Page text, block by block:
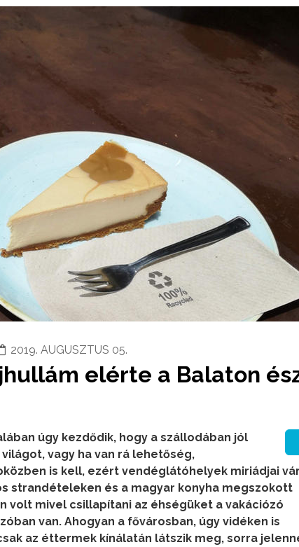
2019. AUGUSZTUS 05.
elérte a Balaton
úgy kezdődik, hogy a szállodában jól
vagy ha van rá lehetőség,
is kell, ezért vendéglátóhelyek miriádjai
strandételeken és a magyar konyha megszokott
volt mivel csillapítani az éhségüket a vakációzó
van. Ahogyan a fővárosban, úgy vidéken is
az éttermek kínálatán látszik meg, sorra